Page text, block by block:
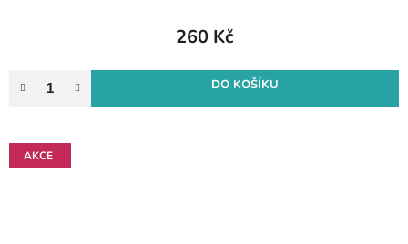
260 Kč
DO KOŠÍKU
AKCE